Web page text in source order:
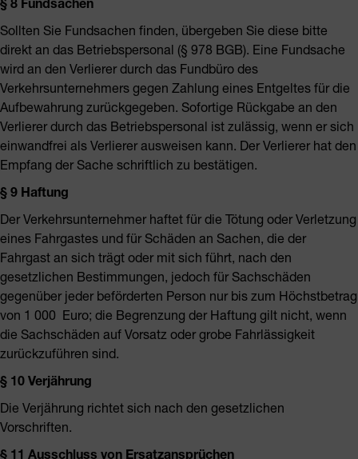
Sollten Sie Fundsachen finden, übergeben Sie diese bitte
direkt an das Betriebspersonal (§ 978 BGB). Eine Fundsache
wird an den Verlierer durch das Fundbüro des
Verkehrsunternehmers gegen Zahlung eines Entgeltes für die
Aufbewahrung zurückgegeben. Sofortige Rückgabe an den
Verlierer durch das Betriebspersonal ist zulässig, wenn er sich
einwandfrei als Verlierer ausweisen kann. Der Verlierer hat den
Empfang der Sache schriftlich zu bestätigen.
§ 9 Haftung
Der Verkehrsunternehmer haftet für die Tötung oder Verletzung
eines Fahrgastes und für Schäden an Sachen, die der
Fahrgast an sich trägt oder mit sich führt, nach den
gesetzlichen Bestimmungen, jedoch für Sachschäden
gegenüber jeder beförderten Person nur bis zum Höchstbetrag
von 1 000 Euro; die Begrenzung der Haftung gilt nicht, wenn
die Sachschäden auf Vorsatz oder grobe Fahrlässigkeit
zurückzuführen sind.
§ 10 Verjährung
Die Verjährung richtet sich nach den gesetzlichen
Vorschriften.
§ 11 Ausschluss von Ersatzansprüchen